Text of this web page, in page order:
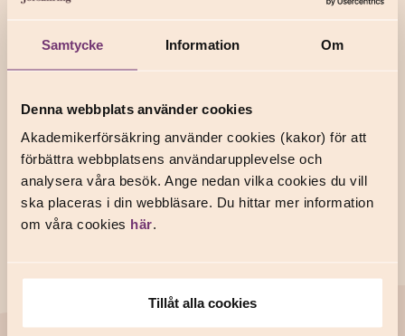
Samtycke Information Om
Denna webbplats använder cookies
Akademikerförsäkring använder cookies (kakor) för att
förbättra webbplatsens användarupplevelse och
analysera våra besök. Ange nedan vilka cookies du vill
ska placeras i din webbläsare. Du hittar mer information
om våra cookies här.
Tillåt alla cookies
Dataskyddsombud, Box 30 120, 104 25 Stockholm
Telefon: 08-657 61 00
E-post:imy@imy.se
Brev: Integritetsskyddsmyndigheten, Box 8114, 104 20
Stockholm